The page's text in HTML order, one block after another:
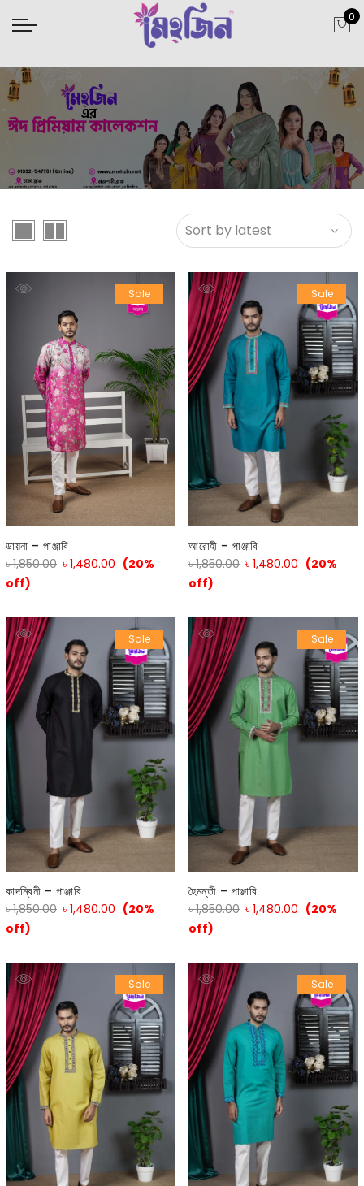
0
Sale
ডায়না – পাঞ্জাবি
৳1,850.00 ৳ 1,480.00 (20%
off)
Sale
আরোহী – পাঞ্জাবি
৳1,850.00 ৳ 1,480.00 (20%
off)
Sale
কাদম্বিনী – পাঞ্জাবি
৳1,850.00 ৳ 1,480.00 (20%
off)
Sale
হৈমন্তী – পাঞ্জাবি
৳1,850.00 ৳ 1,480.00 (20%
off)
Sale Sale